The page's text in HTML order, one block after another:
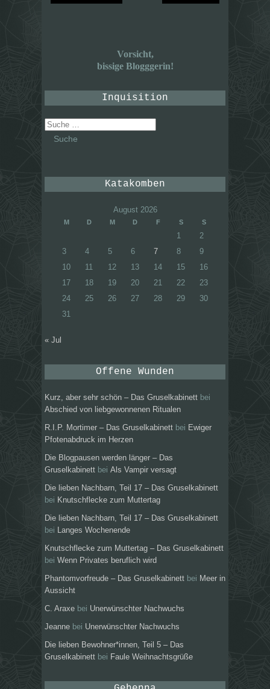
Vorsicht,
bissige Blogggerin!
Inquisition
Suche
nach:
Katakomben
August 2026
M D M D F S S
1
2
3
4 5 6 7 8
9
10
11 12 13 14 15
16
17
18 19 20 21 22
23
24
25 26 27 28 29
30
31
« Jul
Offene Wunden
Kurz, aber sehr schön – Das Gruselkabinett bei
Abschied von liebgewonnenen Ritualen
R.I.P. Mortimer – Das Gruselkabinett bei Ewiger
Pfotenabdruck im Herzen
Die Blogpausen werden länger – Das
Gruselkabinett bei Als Vampir versagt
Die lieben Nachbarn, Teil 17 – Das Gruselkabinett
bei Knutschflecke zum Muttertag
Die lieben Nachbarn, Teil 17 – Das Gruselkabinett
bei
Langes Wochenende
Knutschflecke zum Muttertag – Das Gruselkabinett
bei Wenn Privates beruflich wird
Phantomvorfreude – Das Gruselkabinett bei Meer in
Aussicht
C. Araxe bei Unerwünschter Nachwuchs
Jeanne bei Unerwünschter Nachwuchs
Die lieben Bewohner*innen, Teil 5 – Das
Gruselkabinett bei Faule Weihnachtsgrüße